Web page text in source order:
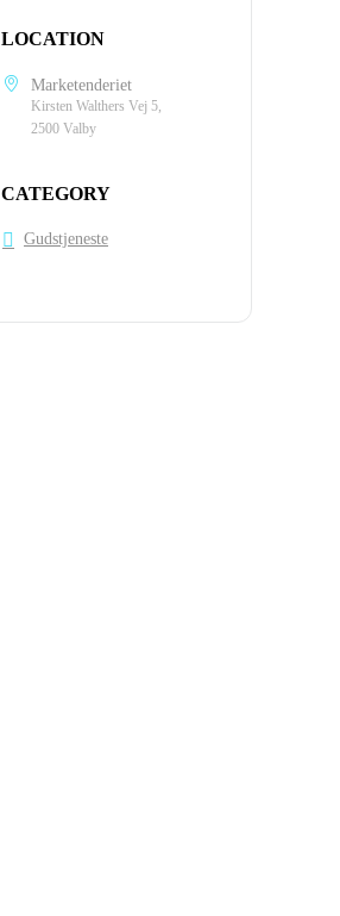
LOCATION
Marketenderiet
Kirsten Walthers Vej 5,
2500 Valby
CATEGORY
Gudstjeneste